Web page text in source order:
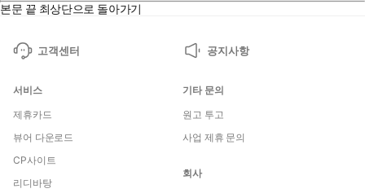
본문 끝 최상단으로 돌아가기
고객센터 공지사항
서비스
제휴카드
뷰어 다운로드
CP사이트
리디바탕
기타 문의
원고 투고
사업 제휴 문의
회사